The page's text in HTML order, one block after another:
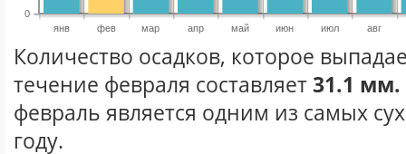
янв фев мар апр май июн июл авг
0
Количество осадков, которое
течение февраля составляет31.1 мм.
февраль является одним из самых
году.